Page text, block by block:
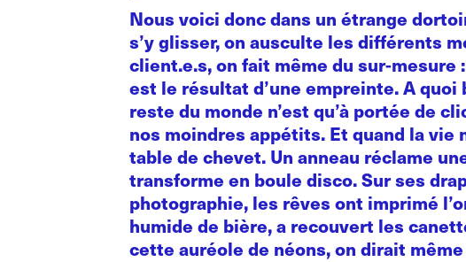
Nous voici donc dans un étrange
s’y glisser, on ausculte les différents
client.e.s, on fait même du sur-mesure
est le résultat d’une empreinte. A quoi
reste du monde n’est qu’à portée de
nos moindres appétits. Et quand la
table de chevet. Un anneau réclame
transforme en boule disco. Sur ses
photographie, les rêves ont imprimé
humide de bière, a recouvert les
cette auréole de néons, on dirait